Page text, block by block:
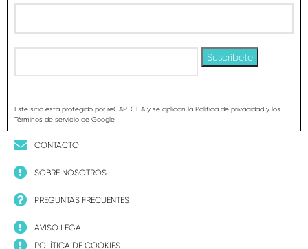
Este sitio está protegido por reCAPTCHA y se aplican la Política de privacidad y los
Términos de servicio de Google
CONTACTO
SOBRE NOSOTROS
PREGUNTAS FRECUENTES
AVISO LEGAL
POLÍTICA DE COOKIES